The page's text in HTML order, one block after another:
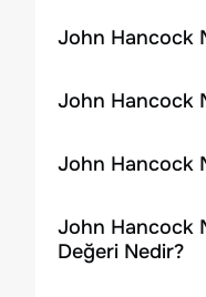
John Hancock
John Hancock
John Hancock
John Hancock
Değeri Nedir?